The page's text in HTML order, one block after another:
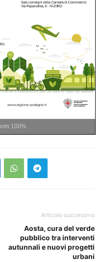
100%
Articolo successivo
Aosta, cura del verde
pubblico tra interventi
autunnali e nuovi progetti
urbani